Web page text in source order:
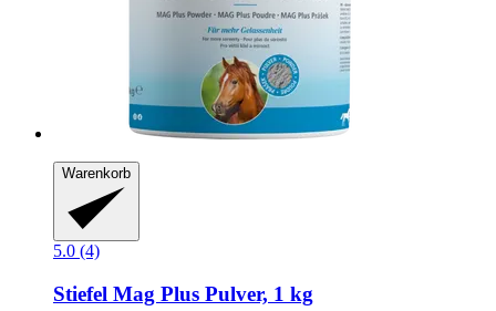
Warenkorb
5.0 (4)
Stiefel Mag Plus Pulver, 1 kg